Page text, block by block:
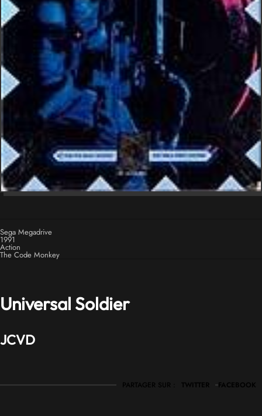
Sega Megadrive
1991
Action
The Code Monkey
Universal Soldier
JCVD
PARTAGER SUR : TWITTER FACEBOOK